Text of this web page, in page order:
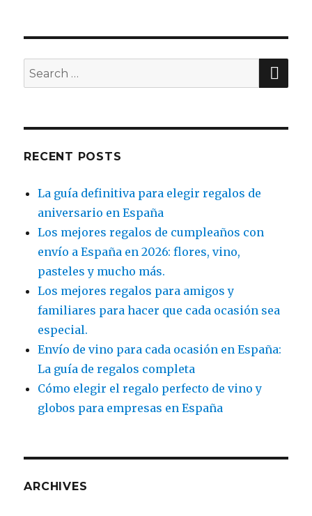
Search
for:
RECENT POSTS
La guía definitiva para elegir regalos de
aniversario en España
Los mejores regalos de cumpleaños con
envío a España en 2026: flores, vino,
pasteles y mucho más.
Los mejores regalos para amigos y
familiares para hacer que cada ocasión sea
especial.
Envío de vino para cada ocasión en España:
La guía de regalos completa
Cómo elegir el regalo perfecto de vino y
globos para empresas en España
ARCHIVES